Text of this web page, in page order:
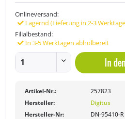
Onlineversand:
Lagernd (Lieferung in 2-3
Filialbestand:
In 3-5 Werktagen abholbereit
In den
Artikel-Nr.:
257823
Hersteller:
Digitus
Hersteller-Nr:
DN-95410-R